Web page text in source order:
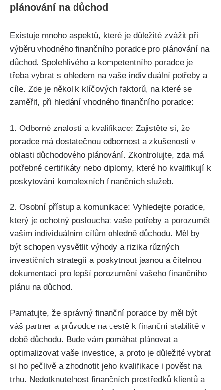
plánování na důchod
Existuje mnoho aspektů, které je důležité zvážit při
výběru vhodného finančního poradce pro plánování na
důchod. Spolehlivého a kompetentního poradce je
třeba vybrat s ohledem na vaše individuální potřeby a
cíle. Zde je několik klíčových faktorů, na které se
zaměřit, při hledání vhodného finančního poradce:
1. Odborné znalosti a kvalifikace: Zajistěte si, že
poradce má dostatečnou odbornost a zkušenosti v
oblasti důchodového plánování. Zkontrolujte, zda má
potřebné certifikáty nebo diplomy, které ho kvalifikují k
poskytování komplexních finančních služeb.
2. Osobní přístup a komunikace: Vyhledejte poradce,
který je ochotný poslouchat vaše potřeby a porozumět
vašim individuálním cílům ohledně důchodu. Měl by
být schopen vysvětlit výhody a rizika různých
investičních strategií a poskytnout jasnou a čitelnou
dokumentaci pro lepší porozumění vašeho finančního
plánu na důchod.
Pamatujte, že správný finanční poradce by měl být
váš partner a průvodce na cestě k finanční stabilitě v
době důchodu. Bude vám pomáhat plánovat a
optimalizovat vaše investice, a proto je důležité vybrat
si ho pečlivě a zhodnotit jeho kvalifikace i pověst na
trhu. Nedotknutelnost finančních prostředků klientů a